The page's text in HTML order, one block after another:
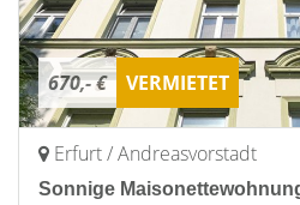
670,- € VERMIETET
Erfurt / Andreasvorstadt
Sonnige